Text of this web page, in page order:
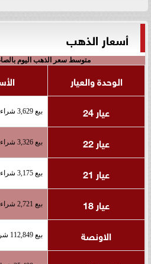
أسعار الذهب
متوسط سعر الذهب اليوم
الوحدة والعيار
عيار 24
بيع 3,629 شراء 3,686
عيار 22 بيع 3,326 شراء 3,379
عيار 21 بيع 3,175 شراء 3,225
عيار 18 بيع 2,721 شراء 2,764
الاونصة بيع 112,849 شراء 114,626